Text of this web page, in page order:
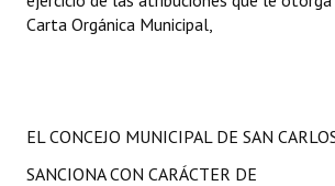
Carta Orgánica Municipal,
EL CONCEJO MUNICIPAL DE SAN
SANCIONA CON CARÁCTER DE